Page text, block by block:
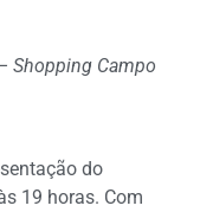
Shopping Campo
do
19 horas. Com